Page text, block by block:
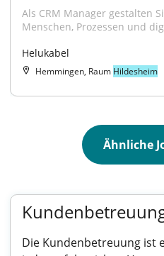
Als CRM Manager gestalten
Menschen, Prozessen und
Helukabel
Hemmingen, Raum Hildesheim
Ähnliche
Die Kundenbetreuung ist